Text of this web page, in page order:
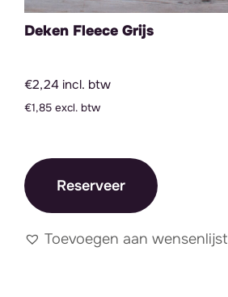
Deken Fleece Grijs
€2,24 incl. btw
€1,85 excl. btw
Reserveer
Toevoegen aan wensenlijst